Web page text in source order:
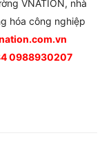
VNATION, nhà
hóa công nghiệp
0988930207